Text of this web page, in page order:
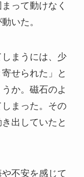
って動けなく
いた。
まうには、少
せられた」と
か。磁石のよ
まった。その
出していたと
不安を感じて